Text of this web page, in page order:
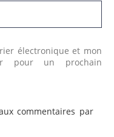
électronique et mon
pour un prochain
commentaires par